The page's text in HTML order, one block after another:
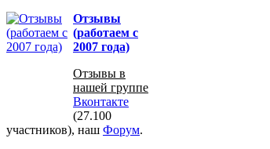
Отзывы
(работаем с
2007 года)
Отзывы в
нашей группе
Вконтакте
(27.100
участников), наш Форум.